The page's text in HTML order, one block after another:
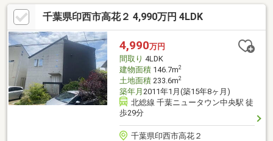
チンは床暖房付・FCLに隣接するランドリースペース有・各階に
シャワールーム・洗面室・トイレ有・WIC・玄関収納・パントリ
ー等、収納豊富・駐車場1台分有(車種による)▼周辺環境・デポー
木刈 徒歩7分(約560m)■ ご希望の住まい探しをお手伝いします
━━━━━・・・物件の詳細・ご相談はお気軽にお問い合わせく
ださい。
千葉県印西市高花２ 4,990万円 4LDK
4,990万円
間取り 4LDK
建物面積146.7m2
土地面積233.6m2
築年月 2011年1月(築15年8ヶ月)
北総線 千葉ニュータウン中央駅 徒
歩29分
千葉県印西市高花２